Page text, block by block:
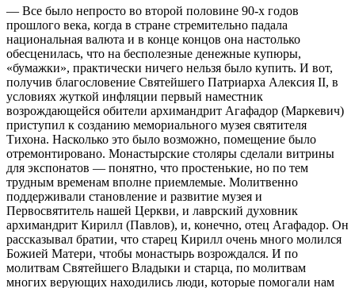
— Все было непросто во второй половине 90-х годов
прошлого века, когда в стране стремительно падала
национальная валюта и в конце концов она настолько
обесценилась, что на бесполезные денежные купюры,
«бумажки», практически ничего нельзя было купить. И вот,
получив благословение Святейшего Патриарха Алексия II, в
условиях жуткой инфляции первый наместник
возрождающейся обители архимандрит Агафадор (Маркевич)
приступил к созданию мемориального музея святителя
Тихона. Насколько это было возможно, помещение было
отремонтировано. Монастырские столяры сделали витрины
для экспонатов — понятно, что простенькие, но по тем
трудным временам вполне приемлемые. Молитвенно
поддерживали становление и развитие музея и
Первосвятитель нашей Церкви, и лаврский духовник
архимандрит Кирилл (Павлов), и, конечно, отец Агафадор. Он
рассказывал братии, что старец Кирилл очень много молился
Божией Матери, чтобы монастырь возрождался. И по
молитвам Святейшего Владыки и старца, по молитвам
многих верующих находились люди, которые помогали нам